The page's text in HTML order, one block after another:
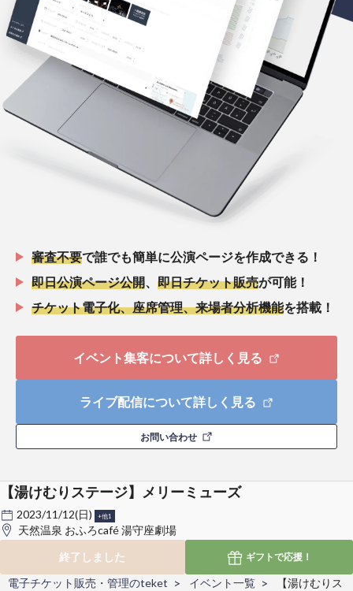
審査不要で誰でも簡単に公演ページを作成できる！
即日公演ページ公開
即日チケット販売が可能！
チケット電子化、座席管理、来場者分析機能を搭載！
イベント集客について詳しく見る
ライブ配信について詳しく見る
お問い合わせ
【湯けむりステージ】メリーミューズ
2023/11/12(日) +他1
天然温泉 おふろcafé 湯守座劇場
終了しました
ギフトで応援！
電子チケット販売・管理のteket イベント一覧
【湯けむりス